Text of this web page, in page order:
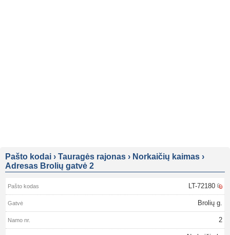
Pašto kodai › Tauragės rajonas › Norkaičių kaimas ›
Adresas Brolių gatvė 2
LT-72180
Brolių g.
2